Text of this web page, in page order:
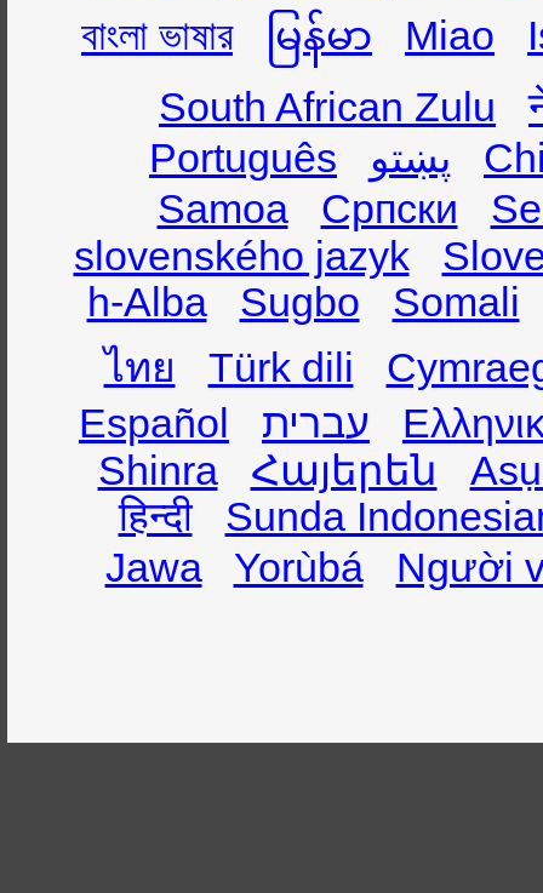
বাংলা ভাষার
မြန်မာ Miao
South African Zulu
Português
پښتو
Samoa
Српски
slovenského jazyk
h-Alba
Sugbo
Somali
ไทย
Türk dili
Español
עברית
Shinra
Հայերեն
हिन्दी
Sunda
Jawa
Yorùbá Người